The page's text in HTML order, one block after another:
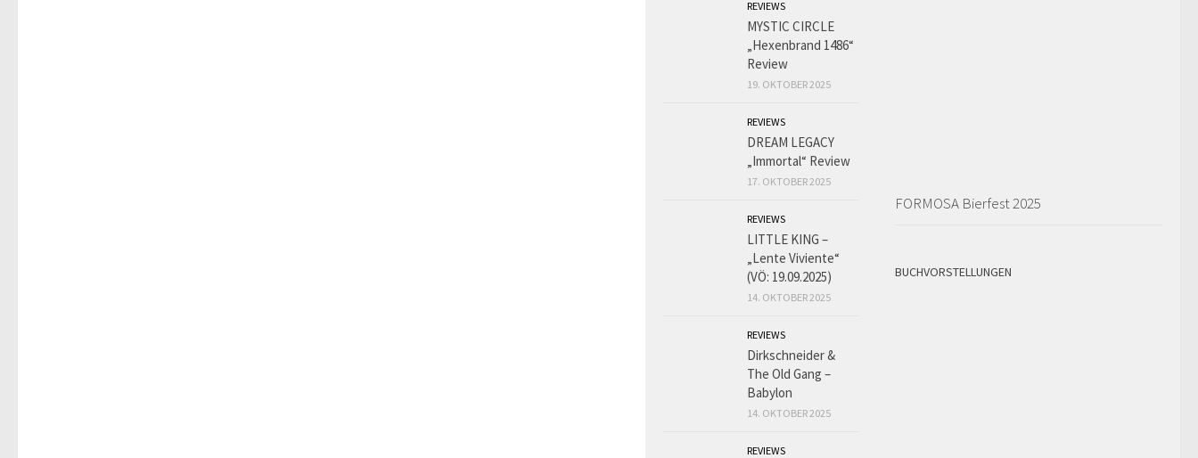
FORMOSA Bierfest 2025
BUCHVORSTELLUNGEN
REVIEWS
MYSTIC CIRCLE
„Hexenbrand 1486“
Review
19. OKTOBER 2025
REVIEWS
DREAM LEGACY
„Immortal“ Review
17. OKTOBER 2025
REVIEWS
LITTLE KING –
„Lente Viviente“
(VÖ: 19.09.2025)
14. OKTOBER 2025
REVIEWS
Dirkschneider &
The Old Gang –
Babylon
14. OKTOBER 2025
REVIEWS